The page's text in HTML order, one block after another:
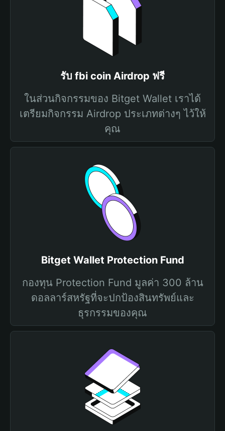
รับ fbi coin Airdrop ฟรี
ในส่วนกิจกรรมของ Bitget Wallet เราได้
เตรียมกิจกรรม Airdrop ประเภทต่างๆ ไว้ให้
คุณ
Bitget Wallet Protection Fund
กองทุน Protection Fund มูลค่า 300 ล้าน
ดอลลาร์สหรัฐที่จะปกป้องสินทรัพย์และ
ธุรกรรมของคุณ